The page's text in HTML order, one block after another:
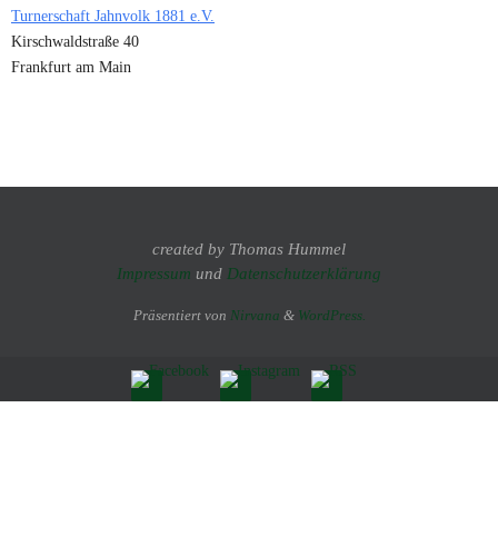
Turnerschaft Jahnvolk 1881 e.V.
Kirschwaldstraße 40
Frankfurt am Main
created by Thomas Hummel
Impressum und Datenschutzerklärung
Präsentiert von Nirvana & WordPress.